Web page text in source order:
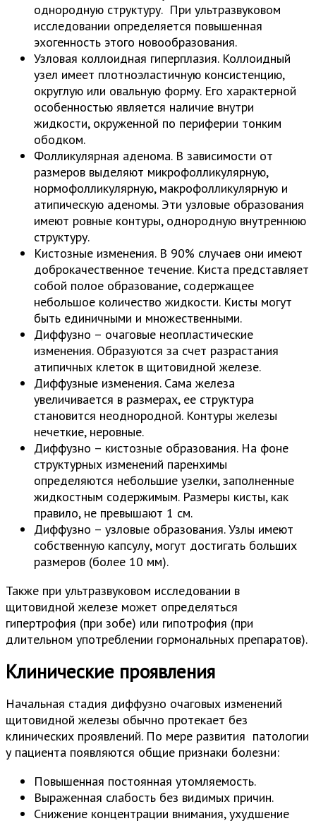
однородную структуру. При ультразвуковом
исследовании определяется повышенная
эхогенность этого новообразования.
Узловая коллоидная гиперплазия. Коллоидный
узел имеет плотноэластичную консистенцию,
округлую или овальную форму. Его характерной
особенностью является наличие внутри
жидкости, окруженной по периферии тонким
ободком.
Фолликулярная аденома. В зависимости от
размеров выделяют микрофолликулярную,
нормофолликулярную, макрофолликулярную и
атипическую аденомы. Эти узловые образования
имеют ровные контуры, однородную внутреннюю
структуру.
Кистозные изменения. В 90% случаев они имеют
доброкачественное течение. Киста представляет
собой полое образование, содержащее
небольшое количество жидкости. Кисты могут
быть единичными и множественными.
Диффузно – очаговые неопластические
изменения. Образуются за счет разрастания
атипичных клеток в щитовидной железе.
Диффузные изменения. Сама железа
увеличивается в размерах, ее структура
становится неоднородной. Контуры железы
нечеткие, неровные.
Диффузно – кистозные образования. На фоне
структурных изменений паренхимы
определяются небольшие узелки, заполненные
жидкостным содержимым. Размеры кисты, как
правило, не превышают 1 см.
Диффузно – узловые образования. Узлы имеют
собственную капсулу, могут достигать больших
размеров (более 10 мм).
Также при ультразвуковом исследовании в
щитовидной железе может определяться
гипертрофия (при зобе) или гипотрофия (при
длительном употреблении гормональных препаратов).
Клинические проявления
Начальная стадия диффузно очаговых изменений
щитовидной железы обычно протекает без
клинических проявлений. По мере развития патологии
у пациента появляются общие признаки болезни:
Повышенная постоянная утомляемость.
Выраженная слабость без видимых причин.
Снижение концентрации внимания, ухудшение